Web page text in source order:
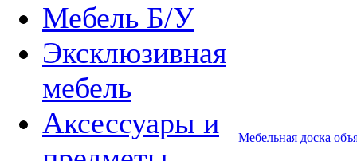
Мебель Б/У
Эксклюзивная
мебель
Аксессуары и
Мебельная доска